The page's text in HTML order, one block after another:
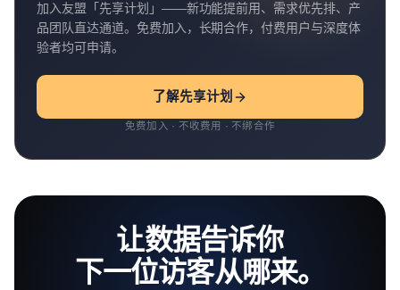
加入友盟「先享计划」——新功能提前用、需求优先排、产
品团队直达通道。免费加入，长期合作，付费用户与深度体
验者均可申请。
了解先享计划
免费加入 · 不收费用 · 不绑合作
让数据告诉你
下一位访客从哪来。